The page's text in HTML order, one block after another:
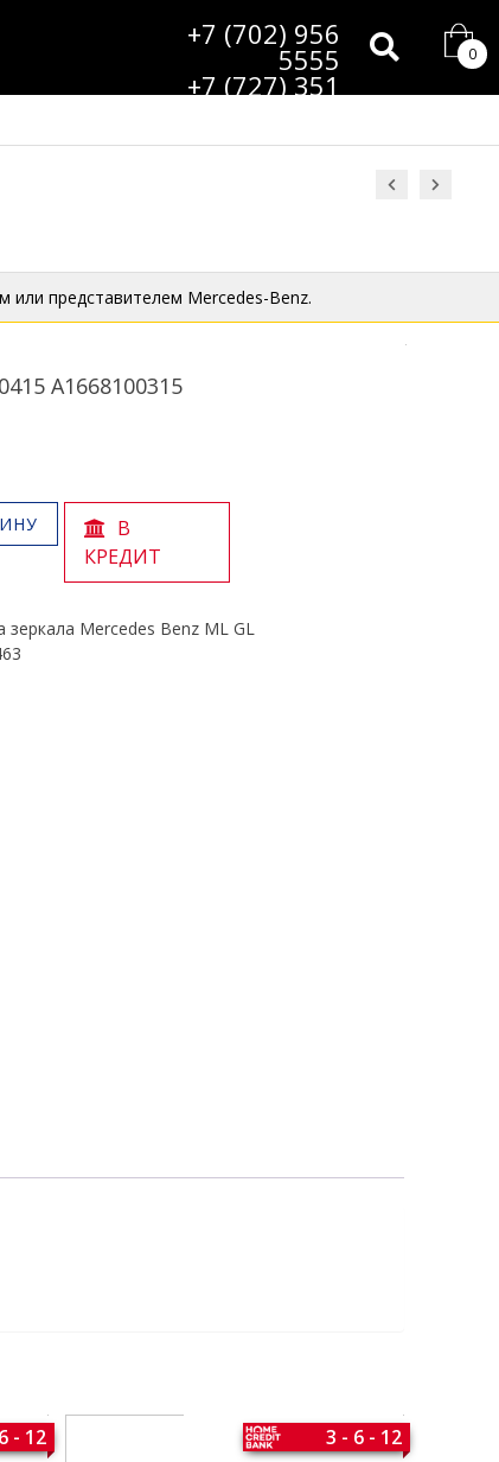
+7 (702) 956
5555
+7 (727) 351
представителем Mercedes-Benz.
A1668100315
В
КРЕДИТ
зеркала Mercedes Benz ML GL
- 12 3 - 6 - 12
0